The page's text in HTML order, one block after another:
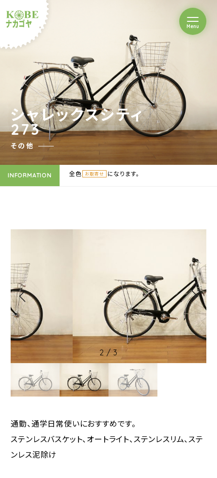
ルショップナカゴヤ
Menuを開閉
その他
シャレックスシティ
273
INFORMATION 全色 お取寄せ になります。
2 /3
通勤、通学日常使いにおすすめです。
ステンレスバスケット、オートライト、ステンレスリム、ステ
ンレス泥除け